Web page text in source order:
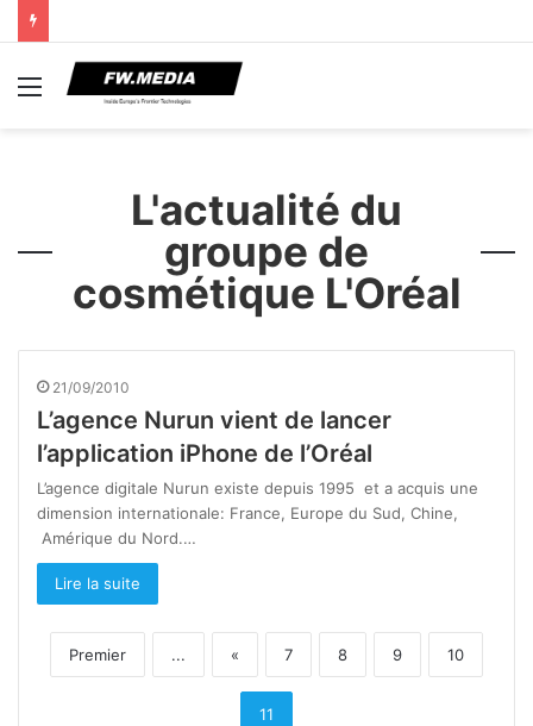
Menu
L'actualité du
groupe de
cosmétique L'Oréal
21/09/2010
L’agence Nurun vient de lancer
l’application iPhone de l’Oréal
L’agence digitale Nurun existe depuis 1995 et a acquis une
dimension internationale: France, Europe du Sud, Chine,
Amérique du Nord.…
Lire la suite
Premier ... « 7 8 9 10
11